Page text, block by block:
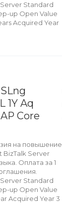
Standard
up Open Value
Acquired Year
1Y Aq
Core
на повышение
BizTalk Server
Оплата за 1
Standard
up Open Value
Acquired Year 3